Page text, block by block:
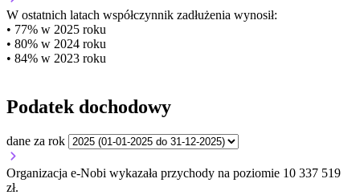
W ostatnich latach współczynnik zadłużenia wynosił:
• 77% w 2025 roku
• 80% w 2024 roku
• 84% w 2023 roku
Podatek dochodowy
dane za rok
Organizacja e-Nobi wykazała przychody na poziomie 10 337 519
zł.